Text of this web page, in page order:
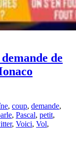
de
, coup, demande,
, Pascal, petit,
, Voici, Vol,